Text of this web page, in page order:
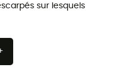
sur lesquels